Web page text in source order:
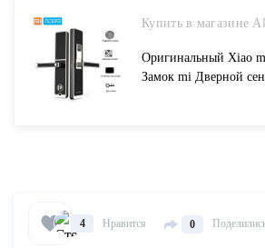
Купить в магазине
Оригинальный Xiao
Замок mi Дверной
4 Нравится 0